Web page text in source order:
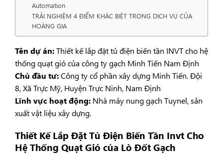
Automation
TRẢI NGHIỆM 4 ĐIỂM KHÁC BIỆT TRONG DỊCH VỤ CỦA
HOÀNG GIA
Tên dự án:Thiết kế lắp đặt tủ điện biến tần INVT cho hệ
thống quạt gió của công ty gạch Minh Tiến Nam Định
Chủ đầu tư:Công ty cổ phần xây dựng Minh Tiến. Đội
8, Xã Trực Mỹ, Huyện Trực Ninh, Nam Định
Lĩnh vực hoạt động: Nhà máy nung gạch Tuynel, sản
xuất vật liệu xây dựng.
Thiết Kế Lắp Đặt Tủ Điện Biến Tần Invt Cho
Hệ Thống Quạt Gió của Lò Đốt Gạch